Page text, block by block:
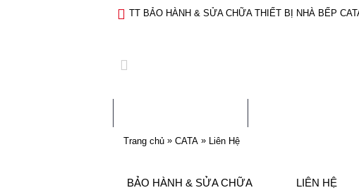
TT BẢO HÀNH & SỬA CHỮA THIẾT BỊ NHÀ BẾP
Trang chủ » CATA » Liên Hệ
BẢO HÀNH & SỬA CHỮA LIÊN HỆ